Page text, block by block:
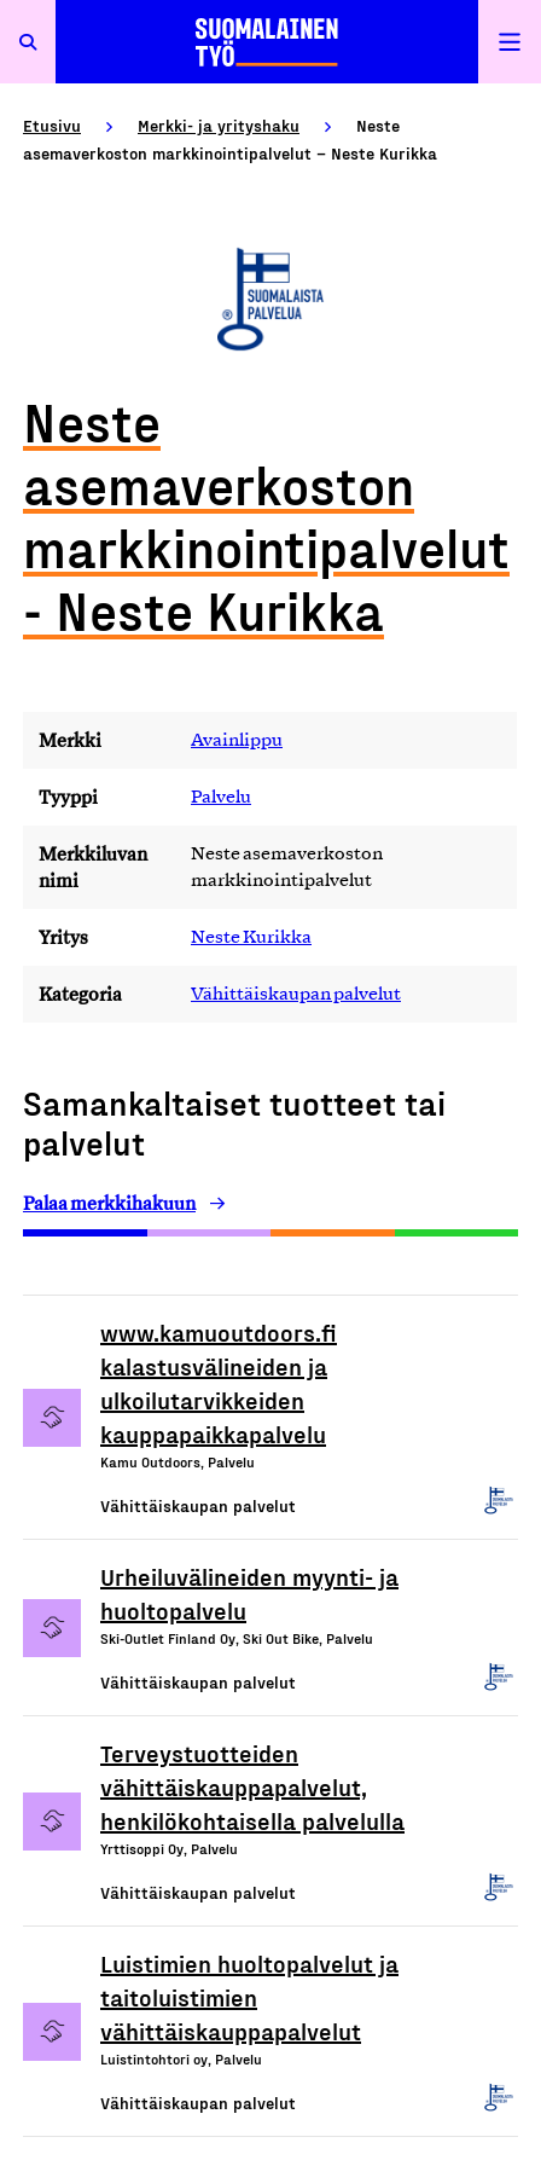
Etusivu Merkki- ja yrityshaku
Neste
asemaverkoston markkinointipalvelut – Neste Kurikka
Neste
asemaverkoston
markkinointipalvelut
- Neste Kurikka
Merkki Avainlippu
Tyyppi Palvelu
Merkkiluvan
nimi
Neste asemaverkoston
markkinointipalvelut
Yritys Neste Kurikka
Kategoria Vähittäiskaupan palvelut
Samankaltaiset tuotteet tai
palvelut
Palaa merkkihakuun
www.kamuoutdoors.fi
kalastusvälineiden ja
ulkoilutarvikkeiden
kauppapaikkapalvelu
Kamu Outdoors, Palvelu
Vähittäiskaupan palvelut
Urheiluvälineiden myynti- ja
huoltopalvelu
Ski-Outlet Finland Oy, Ski Out Bike, Palvelu
Vähittäiskaupan palvelut
Terveystuotteiden
vähittäiskauppapalvelut,
henkilökohtaisella palvelulla
Yrttisoppi Oy, Palvelu
Vähittäiskaupan palvelut
Luistimien huoltopalvelut ja
taitoluistimien
vähittäiskauppapalvelut
Luistintohtori oy, Palvelu
Vähittäiskaupan palvelut